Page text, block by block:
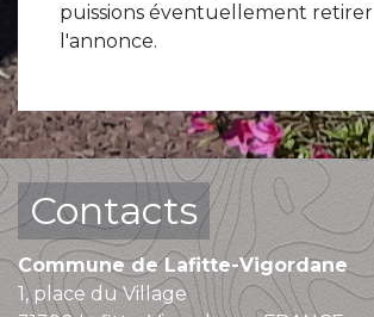
puissions éventuellement retirer
l'annonce.
Contacts
Commune de Lafitte-Vigordane
1, place du Village